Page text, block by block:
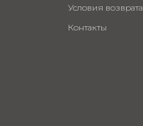
Условия возврата
Контакты